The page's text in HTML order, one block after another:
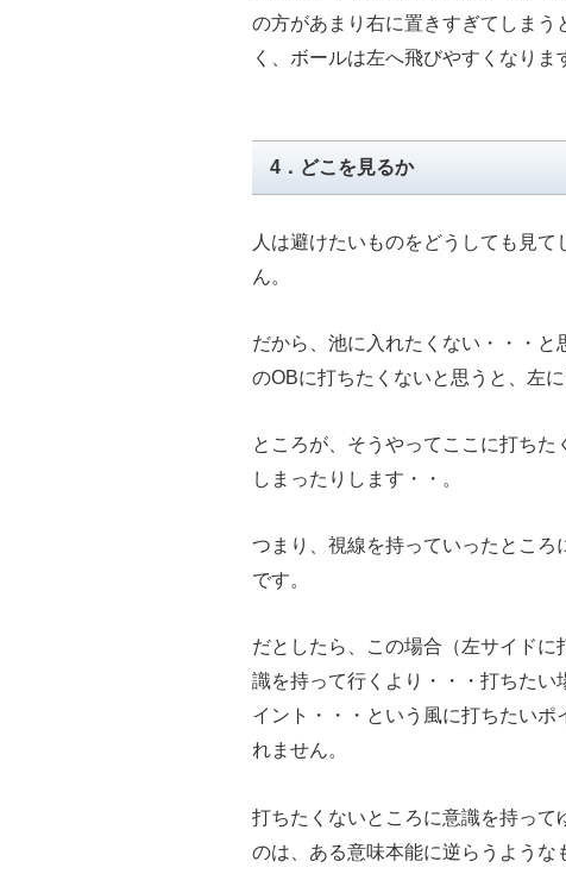
の方があまり右に置きすぎてしま
く、ボールは左へ飛びやすくなりま
4．どこを見るか
人は避けたいものをどうしても見
ん。
だから、池に入れたくない・・・
のOBに打ちたくないと思うと、左
ところが、そうやってここに打ち
しまったりします・・。
つまり、視線を持っていったとこ
です。
だとしたら、この場合（左サイド
識を持って行くより・・・打ちた
イント・・・という風に打ちたい
れません。
打ちたくないところに意識を持って
のは、ある意味本能に逆らうよう